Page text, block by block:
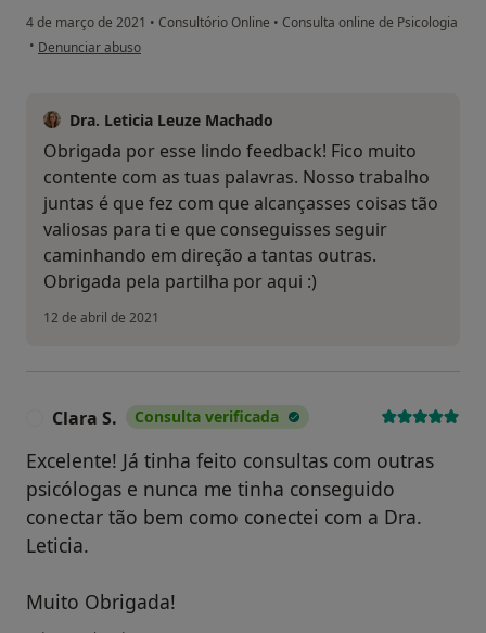
4 de março de 2021 • Consultório Online • Consulta online de Psicologia
• na opinião do utilizador Conta eliminada
Denunciar abuso
Dra. Leticia Leuze Machado
Obrigada por esse lindo feedback! Fico muito
contente com as tuas palavras. Nosso trabalho
juntas é que fez com que alcançasses coisas tão
valiosas para ti e que conseguisses seguir
caminhando em direção a tantas outras.
Obrigada pela partilha por aqui :)
12 de abril de 2021
Clara S. Consulta verificada
Excelente! Já tinha feito consultas com outras
psicólogas e nunca me tinha conseguido
conectar tão bem como conectei com a Dra.
Leticia.
Muito Obrigada!